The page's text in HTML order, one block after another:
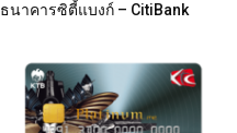
ธนาคารซิตี้แบงก์ – CitiBank